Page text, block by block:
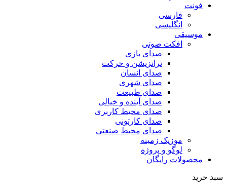
فونت
فارسی
انگلیسی
موسیقی
افکت صوتی
صدای بازی
ترانزیشن و حرکت
صدای انسان
صدای شهری
صدای طبیعت
صدای آینده و خیالی
صدای محیط کاربری
صدای کارتونی
صدای محیط صنعتی
موزیک زمینه
لوگو و پروژه
محصولات رایگان
سبد خرید